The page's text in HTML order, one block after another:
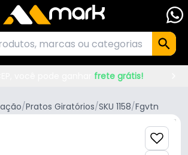
frete grátis!
/Pratos Giratórios/SKU 1158/Fgvtn